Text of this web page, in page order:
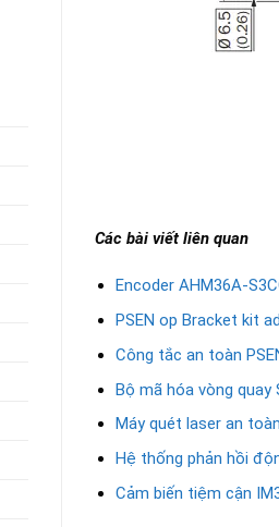
Các bài viết liên quan
Encoder AHM36A-
PSEN op Bracket kit
Công tắc an toàn
Bộ mã hóa vòng quay
Máy quét laser an
Hệ thống phản hồi
Cảm biến tiệm cận